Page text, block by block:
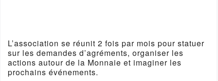
L’association se réunit 2 fois par mois pour statuer
sur les demandes d’agréments, organiser les
actions autour de la Monnaie et imaginer les
prochains événements.